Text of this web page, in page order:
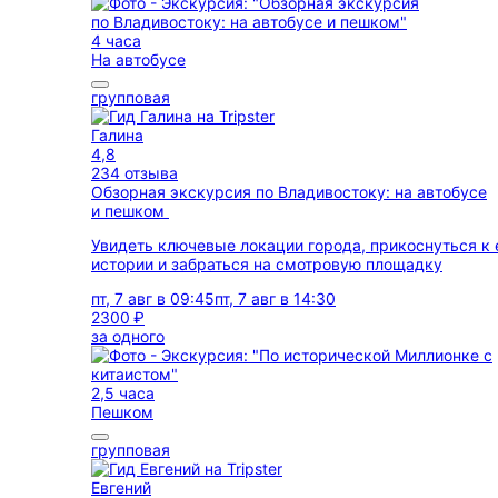
4 часа
На автобусе
групповая
Галина
4,8
234 отзыва
Обзорная экскурсия по Владивостоку: на автобусе
и пешком
Увидеть ключевые локации города, прикоснуться к
истории и забраться на смотровую площадку
пт, 7 авг в 09:45пт, 7 авг в 14:30
2300 ₽
за одного
2,5 часа
Пешком
групповая
Евгений